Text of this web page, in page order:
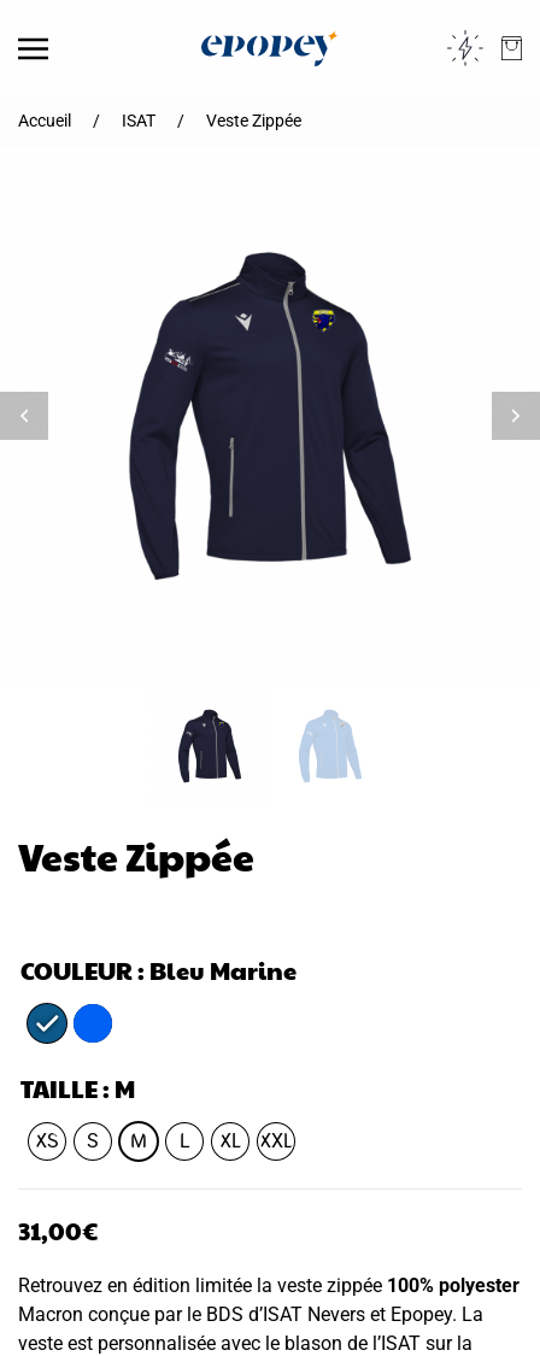
Accueil ISAT Veste Zippée
Veste Zippée
COULEUR: Bleu Marine
TAILLE: M
XS S M L XL XXL
31,00€
Retrouvez en édition limitée la veste zippée 100% polyester
Macron conçue par le BDS d’ISAT Nevers et Epopey. La
veste est personnalisée avec le blason de l’ISAT sur la